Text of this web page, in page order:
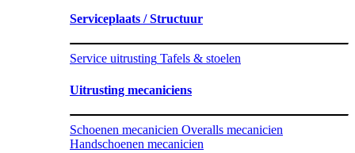
Serviceplaats / Structuur
Service uitrusting Tafels & stoelen
Uitrusting mecaniciens
Schoenen mecanicien Overalls mecanicien
Handschoenen mecanicien